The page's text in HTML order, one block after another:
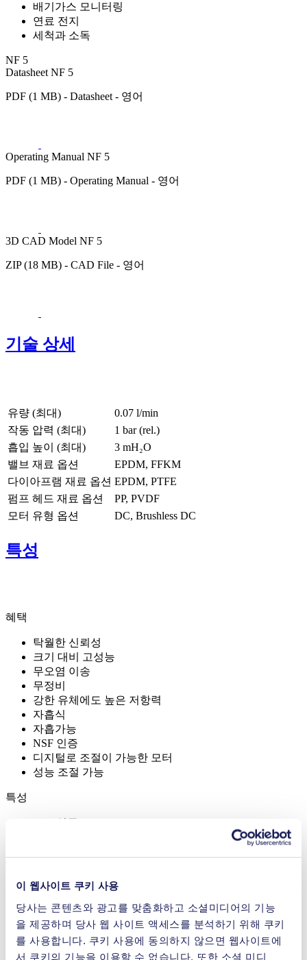
이 웹사이트 쿠키 사용
당사는 콘텐츠와 광고를 맞춤화하고 소셜미디어의 기능
을 제공하며 당사 웹 사이트 액세스를 분석하기 위해 쿠키
를 사용합니다. 쿠키 사용에 동의하지 않으면 웹사이트에
서 쿠키의 기능을 이용할 수 없습니다. 또한 소셜 미디
배기가스 모니터링
연료 전지
세척과 소독
NF 5
Datasheet NF 5
PDF (1 MB) - Datasheet - 영어
Operating Manual NF 5
PDF (1 MB) - Operating Manual - 영어
3D CAD Model NF 5
ZIP (18 MB) - CAD File - 영어
기술 상세
유량 (최대)
0.07 l/min
작동 압력 (최대)
1 bar (rel.)
흡입 높이 (최대)
3 mH₂O
밸브 재료 옵션
EPDM, FFKM
다이아프램 재료 옵션 EPDM, PTFE
펌프 헤드 재료 옵션
PP, PVDF
모터 유형 옵션
DC, Brushless DC
특성
혜택
탁월한 신뢰성
크기 대비 고성능
무오염 이송
무정비
강한 유체에도 높은 저항력
자흡식
자흡가능
NSF 인증
디지털로 조절이 가능한 모터
성능 조절 가능
특성
NSF 인증
어플리케이션
잉크젯 프린팅
의료 장비